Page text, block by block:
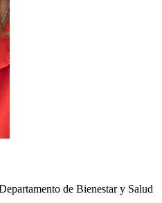
de Bienestar y Salud